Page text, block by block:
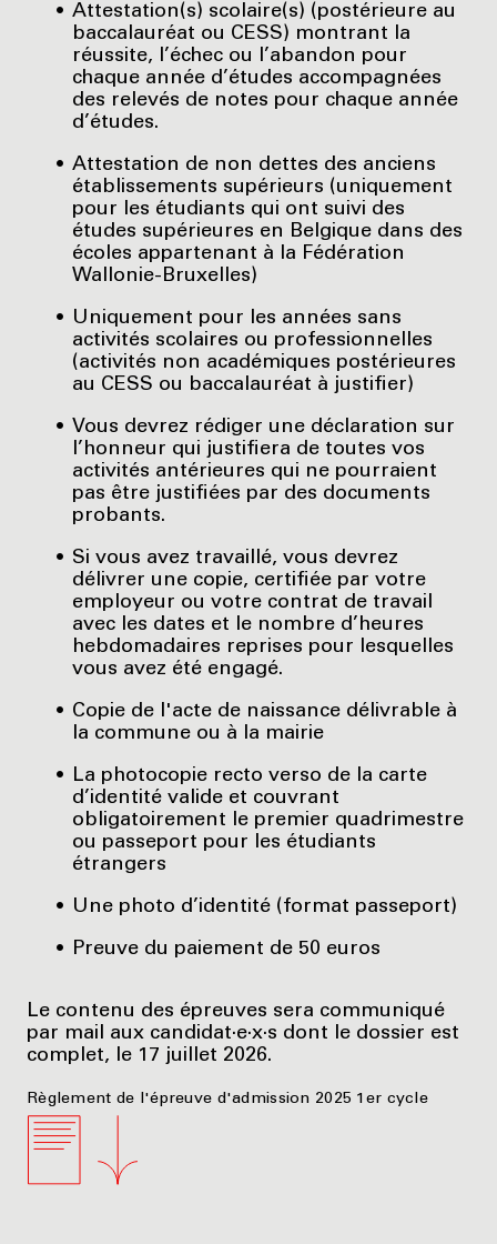
Attestation(s) scolaire(s) (postérieure au
baccalauréat ou CESS) montrant la
réussite, l’échec ou l’abandon pour
chaque année d’études accompagnées
des relevés de notes pour chaque année
d’études.
Attestation de non dettes des anciens
établissements supérieurs (uniquement
pour les étudiants qui ont suivi des
études supérieures en Belgique dans des
écoles appartenant à la Fédération
Wallonie-Bruxelles)
Uniquement pour les années sans
activités scolaires ou professionnelles
(activités non académiques postérieures
au CESS ou baccalauréat à justifier)
Vous devrez rédiger une déclaration sur
l’honneur qui justifiera de toutes vos
activités antérieures qui ne pourraient
pas être justifiées par des documents
probants.
Si vous avez travaillé, vous devrez
délivrer une copie, certifiée par votre
employeur ou votre contrat de travail
avec les dates et le nombre d’heures
hebdomadaires reprises pour lesquelles
vous avez été engagé.
Copie de l'acte de naissance délivrable à
la commune ou à la mairie
La photocopie recto verso de la carte
d’identité valide et couvrant
obligatoirement le premier quadrimestre
ou passeport pour les étudiants
étrangers
Une photo d’identité (format passeport)
Preuve du paiement de 50 euros
Le contenu des épreuves sera communiqué
par mail aux candidat·e·x·s dont le dossier est
complet, le 17 juillet 2026.
Règlement de l'épreuve d'admission 2025 1er cycle